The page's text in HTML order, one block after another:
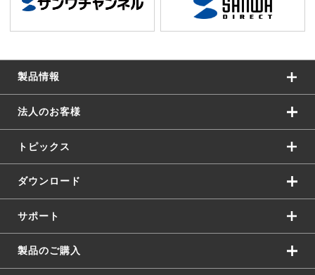
製品情報
法人のお客様
トピックス
ダウンロード
サポート
製品のご購入